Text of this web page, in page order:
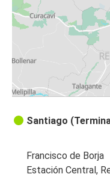
Santiago
Francisco de Borja
Estación Central,